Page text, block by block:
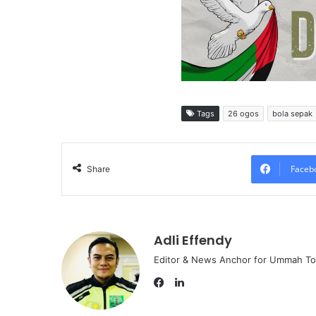
Tags 26 ogos bola sepak
Share
Adli Effendy
Editor & News Anchor for Ummah
L